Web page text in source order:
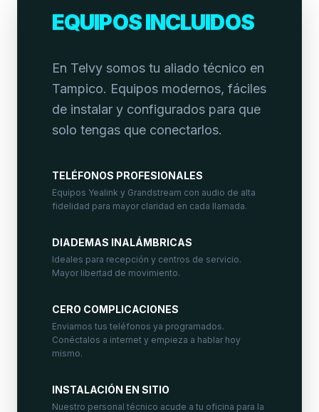
EQUIPOS INCLUIDOS
En Telvy somos tu aliado técnico en
Tampico. Equipos modernos, fáciles
de instalar y configurados para que
solo tengas que conectarlos.
TELÉFONOS PROFESIONALES
Equipos Yealink y Grandstream con audio de alta
fidelidad para mayor claridad en cada llamada.
DIADEMAS INALÁMBRICAS
Ideales para recepción y centros de servicio.
Mayor libertad de movimiento.
CERO COMPLICACIONES
Enviamos tus teléfonos ya programados.
Conéctalos a internet y empieza a hablar hoy
mismo.
INSTALACIÓN EN SITIO
Nuestro personal técnico acude a tu oficina para la